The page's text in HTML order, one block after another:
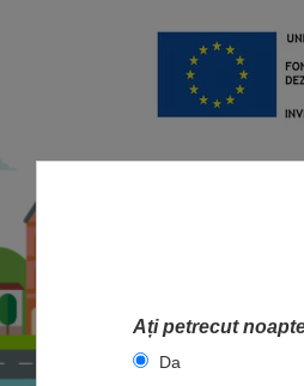
Ați petrecut
Da